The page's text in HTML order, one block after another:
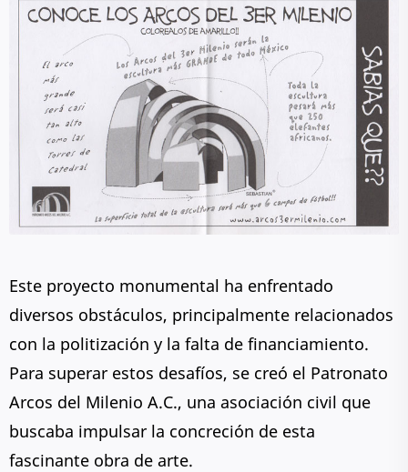
Este proyecto monumental ha enfrentado
diversos obstáculos, principalmente relacionados
con la politización y la falta de financiamiento.
Para superar estos desafíos, se creó el Patronato
Arcos del Milenio A.C., una asociación civil que
buscaba impulsar la concreción de esta
fascinante obra de arte.